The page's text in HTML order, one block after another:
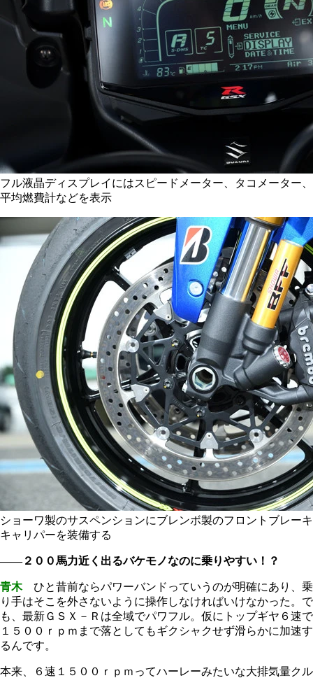
フル液晶ディスプレイにはスピードメーター、タコメーター、
平均燃費計などを表示
ショーワ製のサスペンションにブレンボ製のフロントブレーキ
キャリパーを装備する
――２００馬力近く出るバケモノなのに乗りやすい！？
青木ひと昔前ならパワーバンドっていうのが明確にあり、乗
り手はそこを外さないように操作しなければいけなかった。で
も、最新ＧＳＸ－Ｒは全域でパワフル。仮にトップギヤ６速で
１５００ｒｐｍまで落としてもギクシャクせず滑らかに加速す
るんです。
本来、６速１５００ｒｐｍってハーレーみたいな大排気量クル